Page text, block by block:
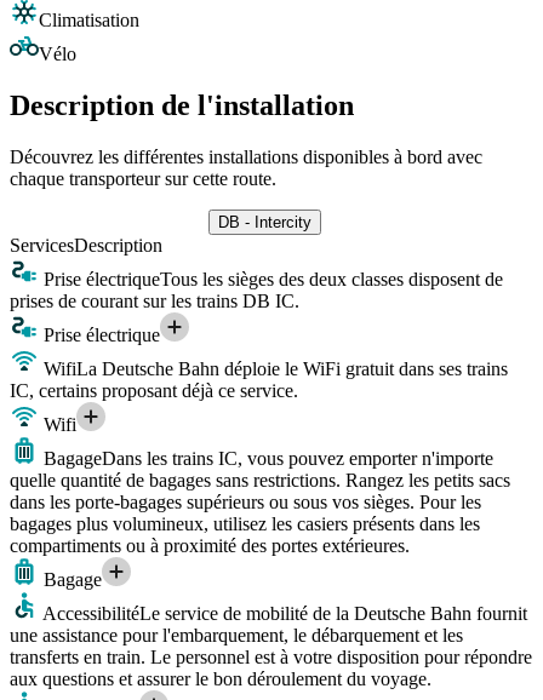
Climatisation
Vélo
Description de l'installation
Découvrez les différentes installations disponibles à bord avec
chaque transporteur sur cette route.
DB - Intercity
ServicesDescription
Prise électriqueTous les sièges des deux classes disposent de
prises de courant sur les trains DB IC.
Prise électrique
WifiLa Deutsche Bahn déploie le WiFi gratuit dans ses trains
IC, certains proposant déjà ce service.
Wifi
BagageDans les trains IC, vous pouvez emporter n'importe
quelle quantité de bagages sans restrictions. Rangez les petits sacs
dans les porte-bagages supérieurs ou sous vos sièges. Pour les
bagages plus volumineux, utilisez les casiers présents dans les
compartiments ou à proximité des portes extérieures.
Bagage
AccessibilitéLe service de mobilité de la Deutsche Bahn fournit
une assistance pour l'embarquement, le débarquement et les
transferts en train. Le personnel est à votre disposition pour répondre
aux questions et assurer le bon déroulement du voyage.